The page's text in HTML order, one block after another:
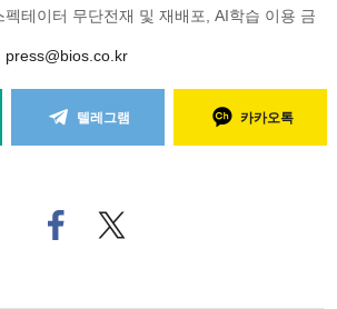
테이터 무단전재 및 재배포, AI학습 이용 금
press@bios.co.kr
텔레그램 카카오톡
페
이
트위
터로